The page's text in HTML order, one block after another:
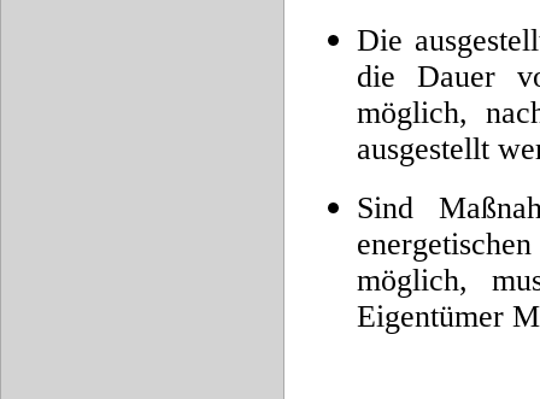
Die
die Dauer
möglich,
ausgestellt
Sind
möglich,
Eigentümer